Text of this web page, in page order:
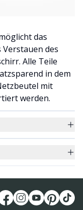
das
des
Alle Teile
in dem
mit
werden.